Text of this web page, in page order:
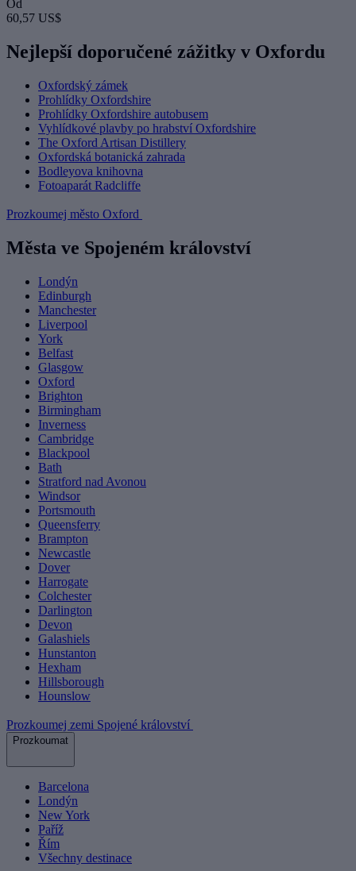
Od
60,57 US$
Nejlepší doporučené zážitky v Oxfordu
Oxfordský zámek
Prohlídky Oxfordshire
Prohlídky Oxfordshire autobusem
Vyhlídkové plavby po hrabství Oxfordshire
The Oxford Artisan Distillery
Oxfordská botanická zahrada
Bodleyova knihovna
Fotoaparát Radcliffe
Prozkoumej město Oxford
Města ve Spojeném království
Londýn
Edinburgh
Manchester
Liverpool
York
Belfast
Glasgow
Oxford
Brighton
Birmingham
Inverness
Cambridge
Blackpool
Bath
Stratford nad Avonou
Windsor
Portsmouth
Queensferry
Brampton
Newcastle
Dover
Harrogate
Colchester
Darlington
Devon
Galashiels
Hunstanton
Hexham
Hillsborough
Hounslow
Prozkoumej zemi Spojené království
Prozkoumat
Barcelona
Londýn
New York
Paříž
Řím
Všechny destinace